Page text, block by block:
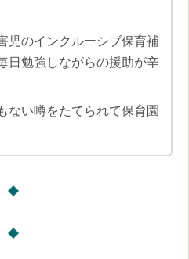
児のインクルーシブ保育補
日勉強しながらの援助が辛
ない噂をたてられて保育園